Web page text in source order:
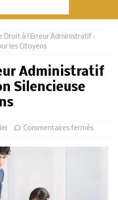
Droit à l’Erreur Administratif :
les Citoyens
Administratif
Silencieuse
Commentaires fermés